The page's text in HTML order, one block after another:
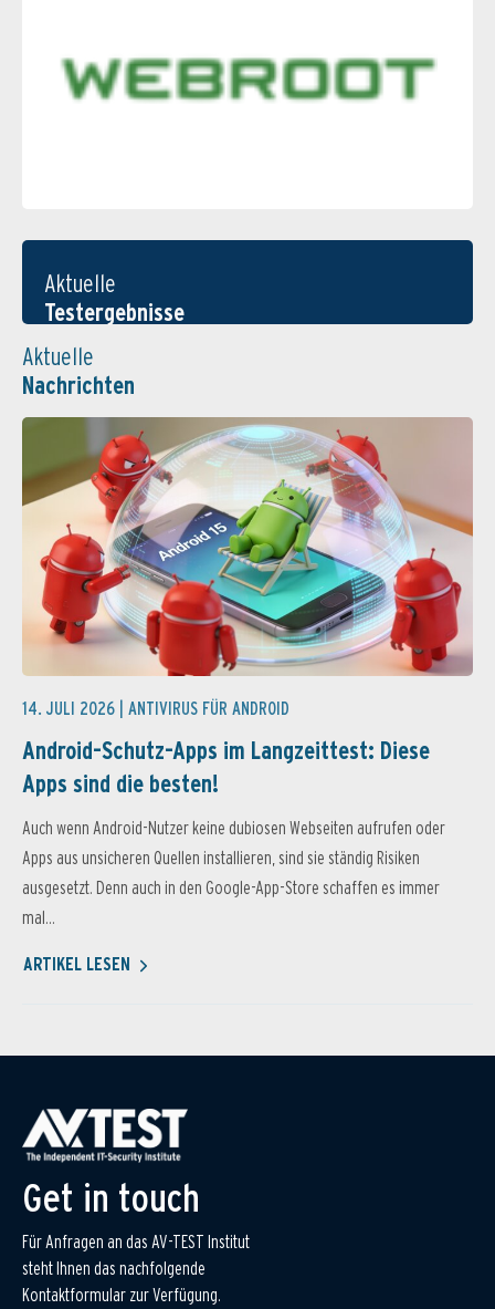
Aktuelle
Testergebnisse
Aktuelle
Nachrichten
14. JULI 2026 | ANTIVIRUS FÜR ANDROID
Android-Schutz-Apps im Langzeittest: Diese
Apps sind die besten!
Auch wenn Android-Nutzer keine dubiosen Webseiten aufrufen oder
Apps aus unsicheren Quellen installieren, sind sie ständig Risiken
ausgesetzt. Denn auch in den Google-App-Store schaffen es immer
mal...
ARTIKEL LESEN
Get in touch
Für Anfragen an das AV-TEST Institut
steht Ihnen das nachfolgende
Kontaktformular zur Verfügung.